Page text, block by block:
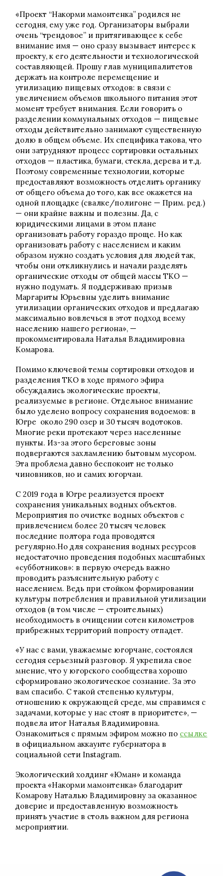
«Проект “Накорми мамонтенка” родился не
сегодня, ему уже год. Организаторы выбрали
очень “трендовое” и притягивающее к себе
внимание имя — оно сразу вызывает интерес к
проекту, к его деятельности и технологической
составляющей. Прошу глав муниципалитетов
держать на контроле перемещение и
утилизацию пищевых отходов: в связи с
увеличением объемов школьного питания этот
момент требует внимания. Если говорить о
разделении коммунальных отходов — пищевые
отходы действительно занимают существенную
долю в общем объеме. Их специфика такова, что
они затрудняют процесс сортировки остальных
отходов — пластика, бумаги, стекла, дерева и т.д.
Поэтому современные технологии, которые
предоставляют возможность отделить органику
от общего объема до того, как все окажется на
одной площадке (свалке/полигоне — Прим. ред.)
— они крайне важны и полезны. Да, с
юридическими лицами в этом плане
организовать работу гораздо проще. Но как
организовать работу с населением и каким
образом нужно создать условия для людей так,
чтобы они откликнулись и начали разделять
органические отходы от общей массы ТКО —
нужно подумать. Я поддерживаю призыв
Маргариты Юрьевны уделить внимание
утилизации органических отходов и предлагаю
максимально вовлечься в этот подход всему
населению нашего региона», —
прокомментировала Наталья Владимировна
Комарова.
Помимо ключевой темы сортировки отходов и
разделения ТКО в ходе прямого эфира
обсуждались экологические проекты,
реализуемые в регионе. Отдельное внимание
было уделено вопросу сохранения водоемов: в
Югре около 290 озер и 30 тысяч водотоков.
Многие реки протекают через населенные
пункты. Из-за этого береговые зоны
подвергаются захламлению бытовым мусором.
Эта проблема давно беспокоит не только
чиновников, но и самих югорчан.
С 2019 года в Югре реализуется проект
сохранения уникальных водных объектов.
Мероприятия по очистке водных объектов с
привлечением более 20 тысяч человек
последние полтора года проводятся
регулярно.Но для сохранения водных ресурсов
недостаточно проведения подобных масштабных
«субботников»: в первую очередь важно
проводить разъяснительную работу с
населением. Ведь при стойком формировании
культуры потребления и правильной утилизации
отходов (в том числе — строительных)
необходимость в очищении сотен километров
прибрежных территорий попросту отпадет.
«У нас с вами, уважаемые югорчане, состоялся
сегодня серьезный разговор. Я укрепила свое
мнение, что у югорского сообщества хорошо
сформировано экологическое сознание. За это
вам спасибо. С такой степенью культуры,
отношению к окружающей среде, мы справимся с
задачами, которые у нас стоят в приоритете», —
подвела итог Наталья Владимировна.
Ознакомиться с прямым эфиром можно по ссылке
в официальном аккаунте губернатора в
социальной сети Instagram.
Экологический холдинг «Юман» и команда
проекта «Накорми мамонтенка» благодарит
Комарову Наталью Владимировну за оказанное
доверие и предоставленную возможность
принять участие в столь важном для региона
мероприятии.